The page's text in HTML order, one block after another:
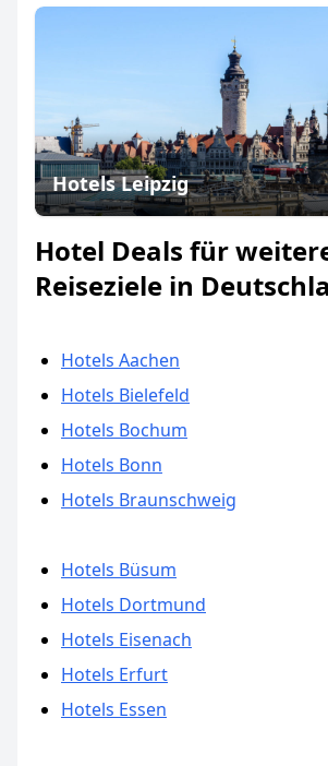
Hotels Leipzig
Hotel Deals für
Reiseziele in
Hotels Aachen
Hotels Bielefeld
Hotels Bochum
Hotels Bonn
Hotels Braunschweig
Hotels Büsum
Hotels Dortmund
Hotels Eisenach
Hotels Erfurt
Hotels Essen